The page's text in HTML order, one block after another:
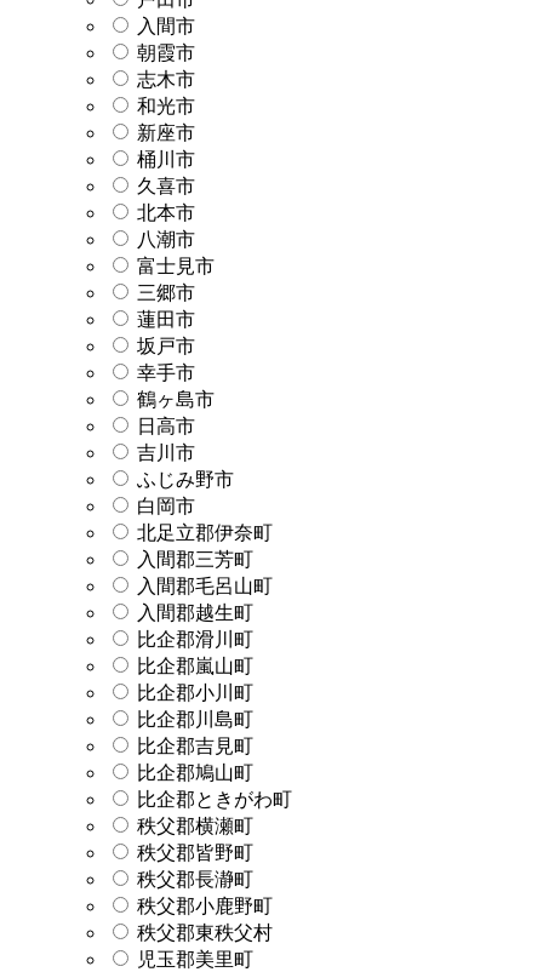
入間市
朝霞市
志木市
和光市
新座市
桶川市
久喜市
北本市
八潮市
富士見市
三郷市
蓮田市
坂戸市
幸手市
鶴ヶ島市
日高市
吉川市
ふじみ野市
白岡市
北足立郡伊奈町
入間郡三芳町
入間郡毛呂山町
入間郡越生町
比企郡滑川町
比企郡嵐山町
比企郡小川町
比企郡川島町
比企郡吉見町
比企郡鳩山町
比企郡ときがわ町
秩父郡横瀬町
秩父郡皆野町
秩父郡長瀞町
秩父郡小鹿野町
秩父郡東秩父村
児玉郡美里町